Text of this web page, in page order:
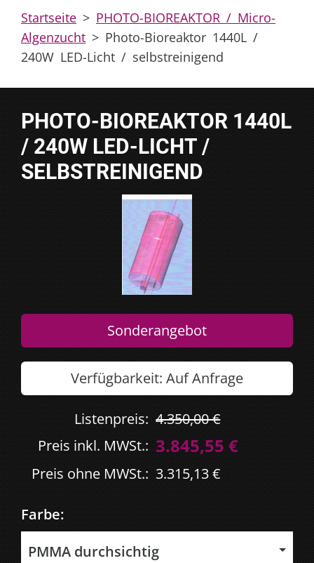
Startseite > PHOTO-BIOREAKTOR / Micro-
Algenzucht > Photo-Bioreaktor 1440L /
240W LED-Licht / selbstreinigend
PHOTO-BIOREAKTOR 1440L
/ 240W LED-LICHT /
SELBSTREINIGEND
Sonderangebot
Verfügbarkeit: Auf Anfrage
Listenpreis: 4.350,00 €
Preis inkl. MWSt.: 3.845,55 €
Preis ohne MWSt.: 3.315,13 €
Farbe:
PMMA durchsichtig